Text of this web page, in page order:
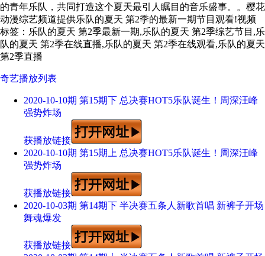
的青年乐队，共同打造这个夏天最引人瞩目的音乐盛事。。樱花
动漫综艺频道提供乐队的夏天 第2季的最新一期节目观看!视频
标签：乐队的夏天 第2季最新一期,乐队的夏天 第2季综艺节目,乐
队的夏天 第2季在线直播,乐队的夏天 第2季在线观看,乐队的夏天
第2季直播
奇艺播放列表
2020-10-10期 第15期下 总决赛HOT5乐队诞生！周深汪峰
强势炸场
获播放链接
2020-10-10期 第15期上 总决赛HOT5乐队诞生！周深汪峰
强势炸场
获播放链接
2020-10-03期 第14期下 半决赛五条人新歌首唱 新裤子开场
舞魂爆发
获播放链接